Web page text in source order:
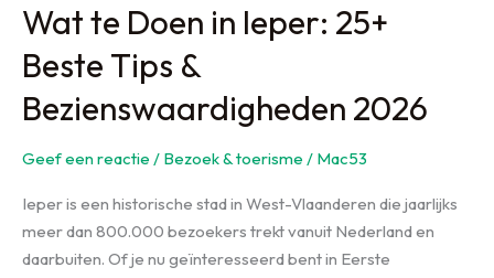
Wat te Doen in Ieper: 25+
Beste Tips &
Bezienswaardigheden 2026
Geef een reactie / Bezoek & toerisme / Mac53
Ieper is een historische stad in West-Vlaanderen die jaarlijks
meer dan 800.000 bezoekers trekt vanuit Nederland en
daarbuiten. Of je nu geïnteresseerd bent in Eerste